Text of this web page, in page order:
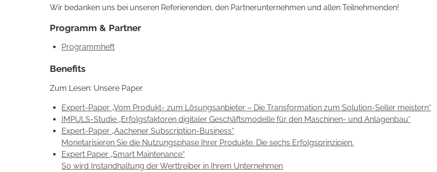
Wir bedanken uns bei unseren Referierenden, den Partnerunternehmen und allen Teilnehmenden!
Programm & Partner
Programmheft
Benefits
Zum Lesen: Unsere Paper
Expert-Paper „Vom Produkt- zum Lösungsanbieter – Die Transformation zum Solution-Seller meistern“
IMPULS-Studie „Erfolgsfaktoren digitaler Geschäftsmodelle für den Maschinen- und Anlagenbau“
Expert-Paper „Aachener Subscription-Business“
Monetarisieren Sie die Nutzungsphase Ihrer Produkte. Die sechs Erfolgsprinzipien.
Expert Paper „Smart Maintenance“
So wird Instandhaltung der Werttreiber in Ihrem Unternehmen